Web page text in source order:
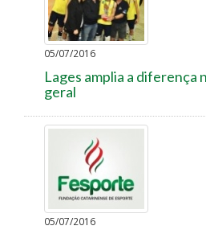
05/07/2016
Lages amplia a diferença
geral
05/07/2016